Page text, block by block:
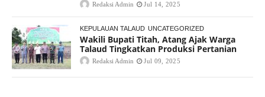
Redaksi Admin Jul 14, 2025
KEPULAUAN TALAUD UNCATEGORIZED
Wakili Bupati Titah, Atang Ajak Warga
Talaud Tingkatkan Produksi Pertanian
Redaksi Admin Jul 09, 2025